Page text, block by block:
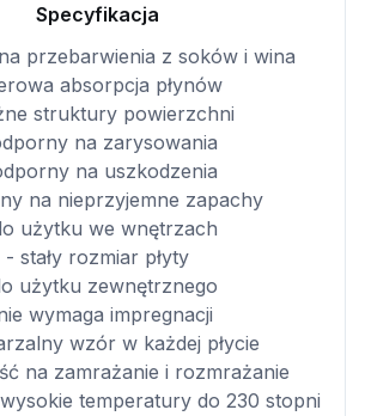
Specyfikacja
przebarwienia z soków i wina
absorpcja płynów
struktury powierzchni
na zarysowania
na uszkodzenia
na nieprzyjemne zapachy
użytku we wnętrzach
- stały rozmiar płyty
użytku zewnętrznego
wymaga impregnacji
wzór w każdej płycie
na zamrażanie i rozmrażanie
temperatury do 230 stopni